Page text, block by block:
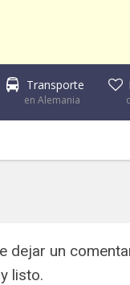
Transporte
en Alemania
dejar un
listo.